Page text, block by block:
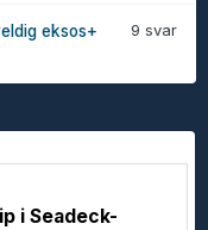
9 svar
eksos+
i Seadeck-